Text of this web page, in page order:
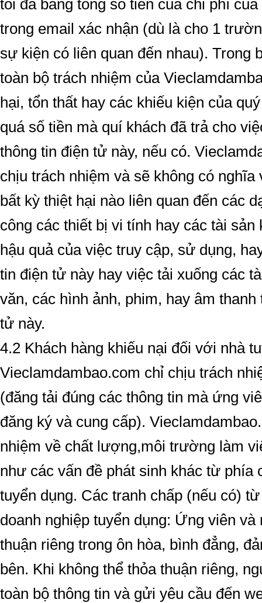
tối đa bằng tổng số tiền của chi phí
trong email xác nhận (dù là cho 1
sự kiện có liên quan đến nhau). Trong
toàn bộ trách nhiệm của
hại, tổn thất hay các khiếu kiện của
quá số tiền mà quí khách đã trả cho
thông tin điện tử này, nếu có.
chịu trách nhiệm và sẽ không có nghĩa
bất kỳ thiệt hại nào liên quan đến các
công các thiết bị vi tính hay các tài sản
hậu quả của việc truy cập, sử dụng,
tin điện tử này hay việc tải xuống các
văn, các hình ảnh, phim, hay âm
tử này.
4.2 Khách hàng khiếu nại đối với nhà
Vieclamdambao.com chỉ chịu trách
(đăng tải đúng các thông tin mà ứng
đăng ký và cung cấp).
nhiệm về chất lượng,môi trường làm
như các vấn đề phát sinh khác từ phía
tuyển dụng. Các tranh chấp (nếu có)
doanh nghiệp tuyển dụng: Ứng viên
thuận riêng trong ôn hòa, bình đẳng,
bên. Khi không thể thỏa thuận riêng,
toàn bộ thông tin và gửi yêu cầu đến